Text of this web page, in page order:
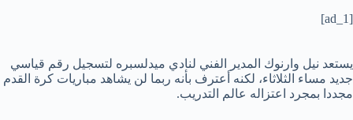
[ad_1]
يستعد نيل وارنوك المدير الفني لنادي ميدلسبره لتسجيل رقم قياسي
جديد مساء الثلاثاء، لكنه أعترف بأنه ربما لن يشاهد مباريات كرة القدم
مجددا بمجرد اعتزاله عالم التدريب.